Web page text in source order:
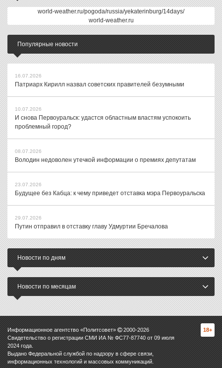
world-weather.ru/pogoda/russia/yekaterinburg/14days/
world-weather.ru
Популярные новости
16.07.2026
Патриарх Кирилл назвал советских правителей безумными
10.07.2026
И снова Первоуральск: удастся областным властям успокоить
проблемный город?
08.07.2026
Володин недоволен утечкой информации о премиях депутатам
23.07.2026
Будущее без Кабца: к чему приведет отставка мэра Первоуральска
29.07.2026
Путин отправил в отставку главу Удмуртии Бречалова
Новости по дням
Новости по месяцам
Информационное агентство «Политсовет» 2000-2026
Свидетельство о регистрации СМИ ИА № ФС77-87740 от 09 июля
2024 года.
Выдано Федеральной службой по надзору в сфере связи,
информационных технологий и массовых коммуникаций.
18+